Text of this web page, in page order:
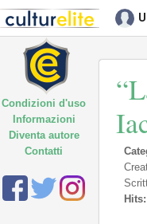
Hits:
Condizioni d'uso
Informazioni
Diventa autore
Contatti